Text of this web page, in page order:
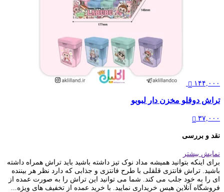
۱۴۴,۰۰۰
تراش دوقلو مخزن دار لبوبو
۳۷,۰۰۰
نقد و بررسی
نمایش بیشتر
برای اینکه بتوانید همیشه مداد نوک تیز داشته باشید باید تراش همراه داشته
باشید. تراش فانتزی قلقلی با طرح فانتزی و جذابی که دارد نظر هر بیننده
ای را به خود جلب می کند. شما می توانید این تراش را به صورت عمده از
فروشگاه آنلاین هیس خریداری نمایید. با خرید عمده از تخفیف های ویژه...